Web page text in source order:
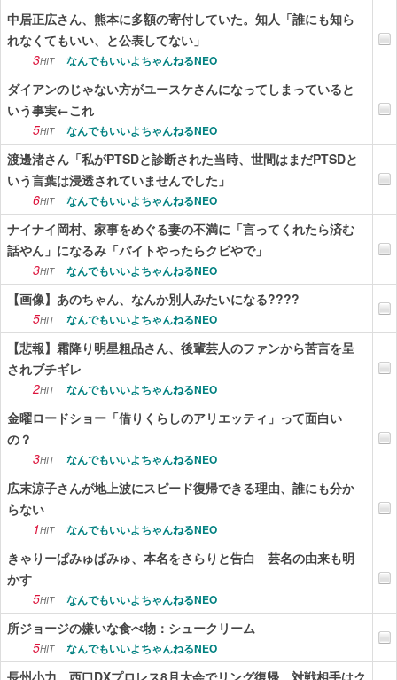
中居正広さん、熊本に多額の寄付していた。知人「誰にも知ら
れなくてもいい、と公表してない」
3HIT なんでもいいよちゃんねるNEO
ダイアンのじゃない方がユースケさんになってしまっていると
いう事実←これ
5HIT なんでもいいよちゃんねるNEO
渡邊渚さん「私がPTSDと診断された当時、世間はまだPTSDと
いう言葉は浸透されていませんでした」
6HIT なんでもいいよちゃんねるNEO
ナイナイ岡村、家事をめぐる妻の不満に「言ってくれたら済む
話やん」になるみ「バイトやったらクビやで」
3HIT なんでもいいよちゃんねるNEO
【画像】あのちゃん、なんか別人みたいになる????
5HIT なんでもいいよちゃんねるNEO
【悲報】霜降り明星粗品さん、後輩芸人のファンから苦言を呈
されブチギレ
2HIT なんでもいいよちゃんねるNEO
金曜ロードショー「借りくらしのアリエッティ」って面白い
の？
3HIT なんでもいいよちゃんねるNEO
広末涼子さんが地上波にスピード復帰できる理由、誰にも分か
らない
1HIT なんでもいいよちゃんねるNEO
きゃりーぱみゅぱみゅ、本名をさらりと告白 芸名の由来も明
かす
5HIT なんでもいいよちゃんねるNEO
所ジョージの嫌いな食べ物：シュークリーム
5HIT なんでもいいよちゃんねるNEO
長州小力、西口DXプロレス8月大会でリング復帰 対戦相手はク